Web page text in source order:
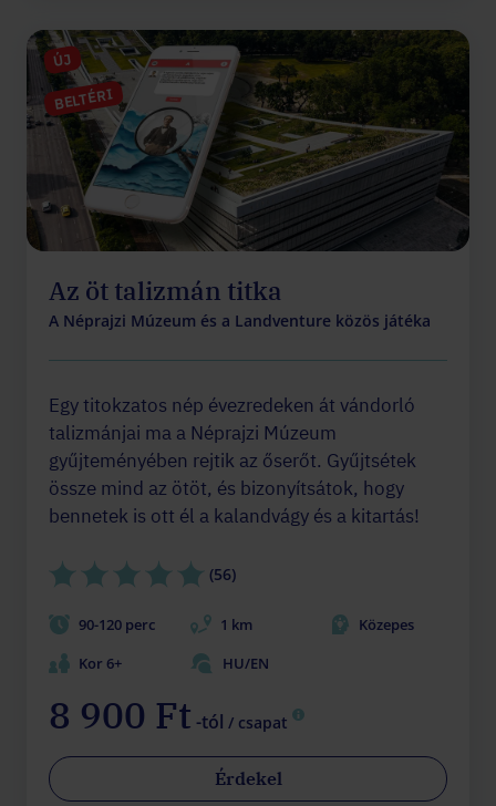
ÚJ
BELTÉRI
Az öt talizmán titka
A Néprajzi Múzeum és a Landventure közös játéka
Egy titokzatos nép évezredeken át vándorló
talizmánjai ma a Néprajzi Múzeum
gyűjteményében rejtik az őserőt. Gyűjtsétek
össze mind az ötöt, és bizonyítsátok, hogy
bennetek is ott él a kalandvágy és a kitartás!
(56)
90-120 perc 1 km
Közepes
Kor 6+
HU/EN
8 900 Ft -tól / csapat
Érdekel